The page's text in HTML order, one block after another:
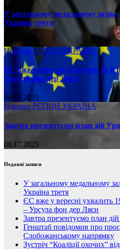
У загальному медальному заліку
Україна третя
08.17.2025
НовиниРЕГІОН УКРАЇНА
ЄС вже у вересні ухвалить 19-й
Урсула фон дер Ляєн
08.17.2025
Новини РЕГІОН УКРАЇНА
Завтра презентуємо план дій
08.17.2025
Недавні записи
У загальному медальному
Україна третя
ЄС вже у вересні ухвалить
– Урсула фон дер Ляєн
Завтра презентуємо план
Генштаб повідомив про
Слобожанському напрямку
Зустріч “Коаліції охочих”